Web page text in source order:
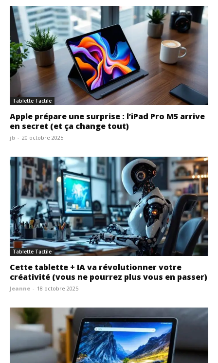
Tablette Tactile
Apple prépare une surprise : l’iPad Pro M5 arrive
en secret (et ça change tout)
jb - 20 octobre 2025
Tablette Tactile
Cette tablette + IA va révolutionner votre
créativité (vous ne pourrez plus vous en passer)
Jeanne - 18 octobre 2025